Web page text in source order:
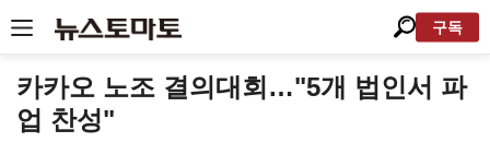
구독
카카오 노조 결의대회…"5개 법인서 파
업 찬성"